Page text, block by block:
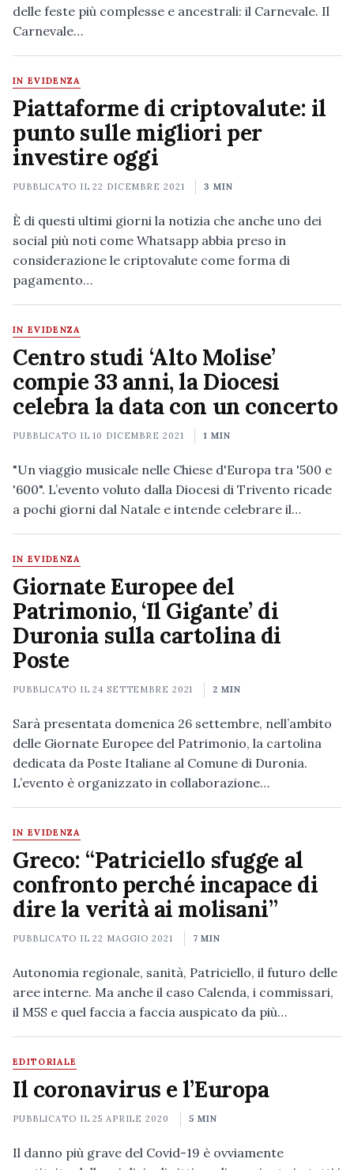
delle feste più complesse e ancestrali: il Carnevale. Il
Carnevale…
IN EVIDENZA
Piattaforme di criptovalute: il
punto sulle migliori per
investire oggi
PUBBLICATO IL22 DICEMBRE 2021 3 MIN
È di questi ultimi giorni la notizia che anche uno dei
social più noti come Whatsapp abbia preso in
considerazione le criptovalute come forma di
pagamento…
IN EVIDENZA
Centro studi ‘Alto Molise’
compie 33 anni, la Diocesi
celebra la data con un concerto
PUBBLICATO IL10 DICEMBRE 2021 1 MIN
"Un viaggio musicale nelle Chiese d'Europa tra '500 e
'600". L’evento voluto dalla Diocesi di Trivento ricade
a pochi giorni dal Natale e intende celebrare il…
IN EVIDENZA
Giornate Europee del
Patrimonio, ‘Il Gigante’ di
Duronia sulla cartolina di
Poste
PUBBLICATO IL24 SETTEMBRE 2021 2 MIN
Sarà presentata domenica 26 settembre, nell’ambito
delle Giornate Europee del Patrimonio, la cartolina
dedicata da Poste Italiane al Comune di Duronia.
L’evento è organizzato in collaborazione…
IN EVIDENZA
Greco: “Patriciello sfugge al
confronto perché incapace di
dire la verità ai molisani”
PUBBLICATO IL22 MAGGIO 2021 7 MIN
Autonomia regionale, sanità, Patriciello, il futuro delle
aree interne. Ma anche il caso Calenda, i commissari,
il M5S e quel faccia a faccia auspicato da più…
EDITORIALE
Il coronavirus e l’Europa
PUBBLICATO IL25 APRILE 2020 5 MIN
Il danno più grave del Covid-19 è ovviamente